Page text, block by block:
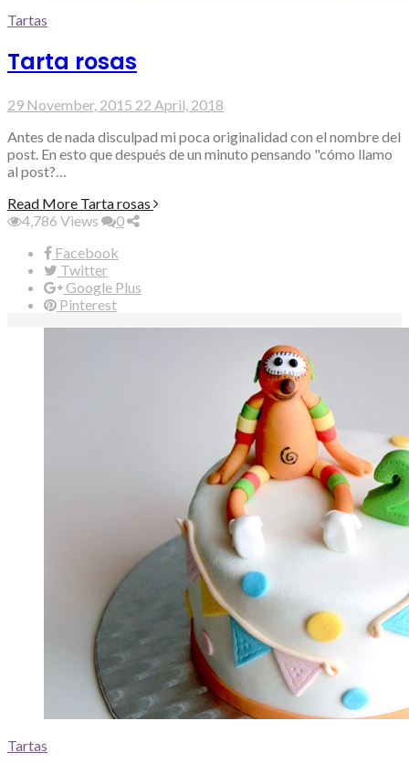
Tartas
Tarta rosas
29 November, 2015 22 April, 2018
Antes de nada disculpad mi poca originalidad con el nombre del
post. En esto que después de un minuto pensando "cómo llamo
al post?…
Read More Tarta rosas
4,786 Views
0
Facebook
Twitter
Google Plus
Pinterest
Tartas